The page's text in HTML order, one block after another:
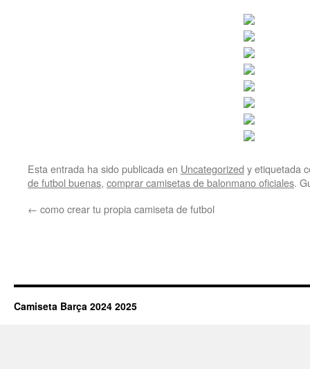
Esta entrada ha sido publicada en Uncategorized y etiquetada
de futbol buenas, comprar camisetas de balonmano oficiales.
← como crear tu propia camiseta de futbol
Camiseta Barça 2024 2025